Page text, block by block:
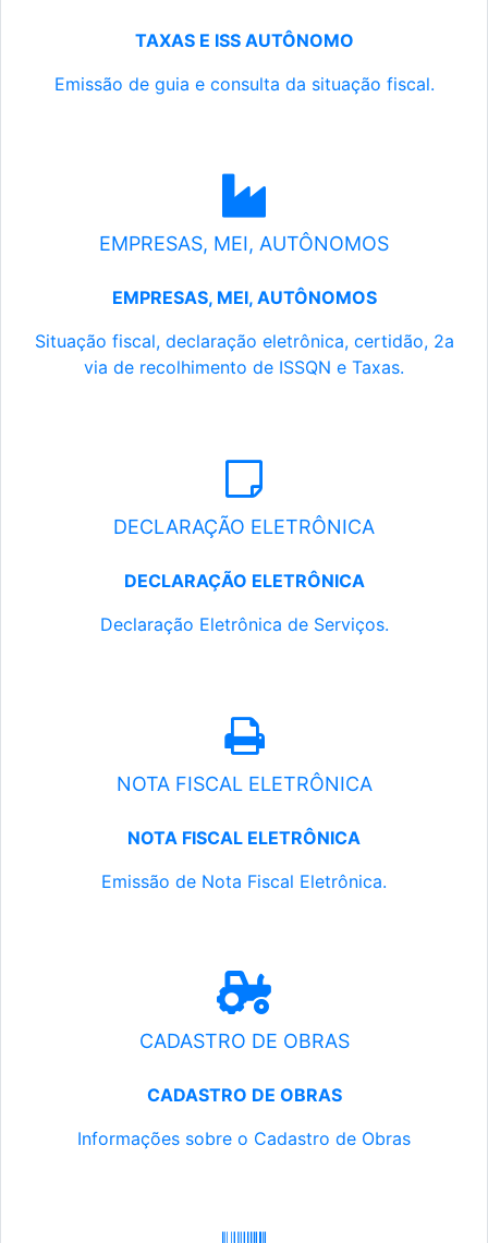
TAXAS E ISS AUTÔNOMO
Emissão de guia e consulta da situação fiscal.
EMPRESAS, MEI, AUTÔNOMOS
EMPRESAS, MEI, AUTÔNOMOS
Situação fiscal, declaração eletrônica, certidão, 2a
via de recolhimento de ISSQN e Taxas.
DECLARAÇÃO ELETRÔNICA
DECLARAÇÃO ELETRÔNICA
Declaração Eletrônica de Serviços.
NOTA FISCAL ELETRÔNICA
NOTA FISCAL ELETRÔNICA
Emissão de Nota Fiscal Eletrônica.
CADASTRO DE OBRAS
CADASTRO DE OBRAS
Informações sobre o Cadastro de Obras